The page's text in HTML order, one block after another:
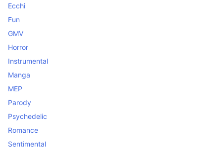
Ecchi
Fun
GMV
Horror
Instrumental
Manga
MEP
Parody
Psychedelic
Romance
Sentimental